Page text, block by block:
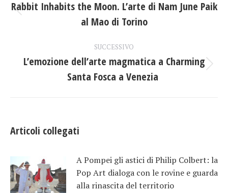
tra
post
Post
precedente:
Rabbit Inhabits the Moon. L’arte di Nam June Paik
al Mao di Torino
SUCCESSIVO
Prossimo
post:
L’emozione dell’arte magmatica a Charming
Santa Fosca a Venezia
Articoli collegati
A Pompei gli astici di Philip Colbert: la
Pop Art dialoga con le rovine e guarda
alla rinascita del territorio